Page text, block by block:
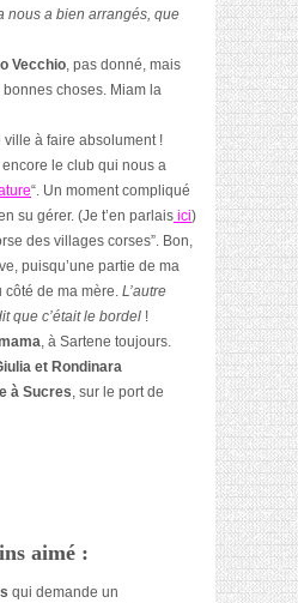
nous a bien arrangés, que
Vecchio, pas donné, mais
choses. Miam la
ville à faire absolument !
encore le club qui nous a
“. Un moment compliqué
su gérer. (Je t’en parlais ici)
des villages corses”. Bon,
puisqu’une partie de ma
côté de ma mère. L’autre
que c’était le bordel !
, à Sartene toujours.
et Rondinara
à Sucres, sur le port de
aimé :
qui demande un